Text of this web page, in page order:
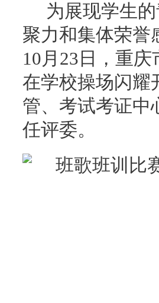
为展现学生
聚力和集体荣誉
10月23日，重
在学校操场闪耀
管、考试考证中
任评委。